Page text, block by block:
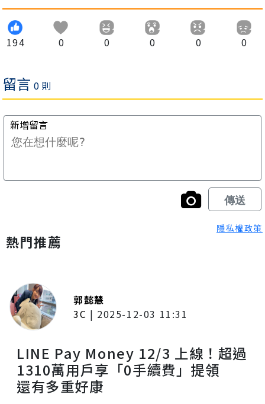
194 0 0 0 0 0
隱私權政策
熱門推薦
郭懿慧
3C | 2025-12-03 11:31
LINE Pay Money 12/3 上線！超過
1310萬用戶享「0手續費」提領
還有多重好康